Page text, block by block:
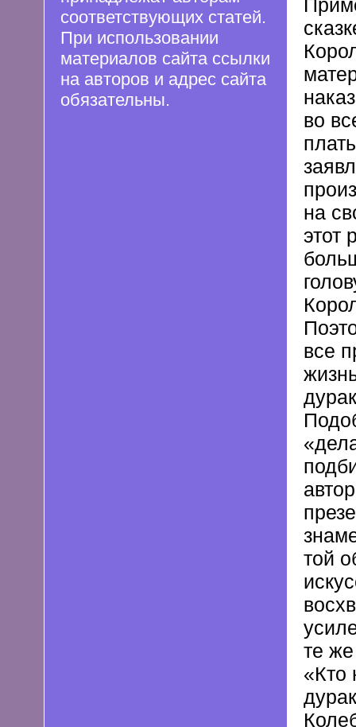
соответствующих статей.
При использовании
материалов сайта ссылки
на авторов и адрес сайта
обязательны.
во
на
этот
все
той
те
«Кто